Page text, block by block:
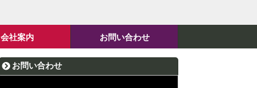
会社案内 お問い合わせ
お問い合わせ